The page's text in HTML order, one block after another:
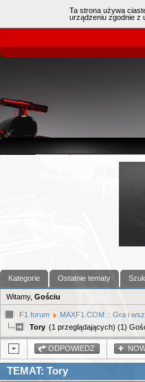
Kategorie Ostatnie tematy
Witamy, Gościu
F1 forum MAXF1.COM :: Gra i
Tory (1 przeglądających) (1)
ODPOWIEDZ
TEMAT: Tory
Ta strona używa
urządzeniu zgodnie z